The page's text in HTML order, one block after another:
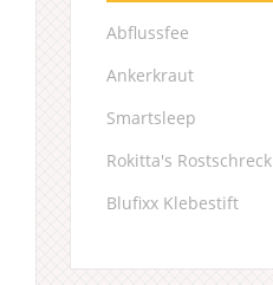
Abflussfee
Ankerkraut
Smartsleep
Rokitta's Rostschreck
Blufixx Klebestift